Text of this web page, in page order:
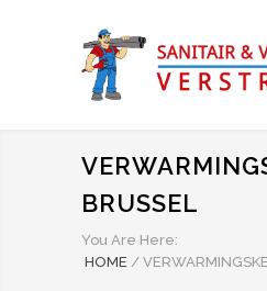
BRUSSEL
You Are Here:
HOME /